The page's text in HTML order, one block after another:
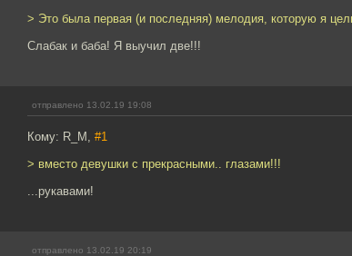
> Это была первая (и последняя) мелодия, которую я
Слабак и баба! Я выучил две!!!
отправлено 13.02.19 19:08
Кому: R_M, #1
> вместо девушки с прекрасными.. глазами!!!
...рукавами!
отправлено 13.02.19 20:19